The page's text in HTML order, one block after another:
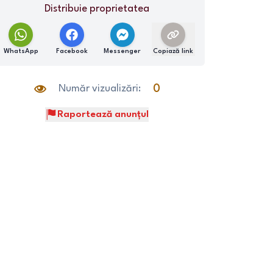
Distribuie proprietatea
WhatsApp Facebook Messenger Copiază link
Număr vizualizări: 0
Raportează anunțul